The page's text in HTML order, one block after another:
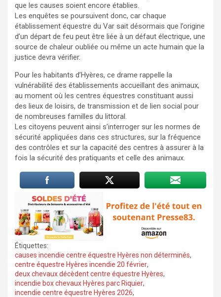
que les causes soient encore établies.
Les enquêtes se poursuivent donc, car chaque
établissement équestre du Var sait désormais que l’origine
d’un départ de feu peut être liée à un défaut électrique, une
source de chaleur oubliée ou même un acte humain que la
justice devra vérifier.
Pour les habitants d’Hyères, ce drame rappelle la
vulnérabilité des établissements accueillant des animaux,
au moment où les centres équestres constituant aussi
des lieux de loisirs, de transmission et de lien social pour
de nombreuses familles du littoral.
Les citoyens peuvent ainsi s’interroger sur les normes de
sécurité appliquées dans ces structures, sur la fréquence
des contrôles et sur la capacité des centres à assurer à la
fois la sécurité des pratiquants et celle des animaux.
Étiquettes:
causes incendie centre équestre Hyères non déterminés,
centre équestre Hyères incendie 20 février,
deux chevaux décèdent centre équestre Hyères,
incendie box chevaux Hyères parc Riquier,
incendie centre équestre Hyères 2026,